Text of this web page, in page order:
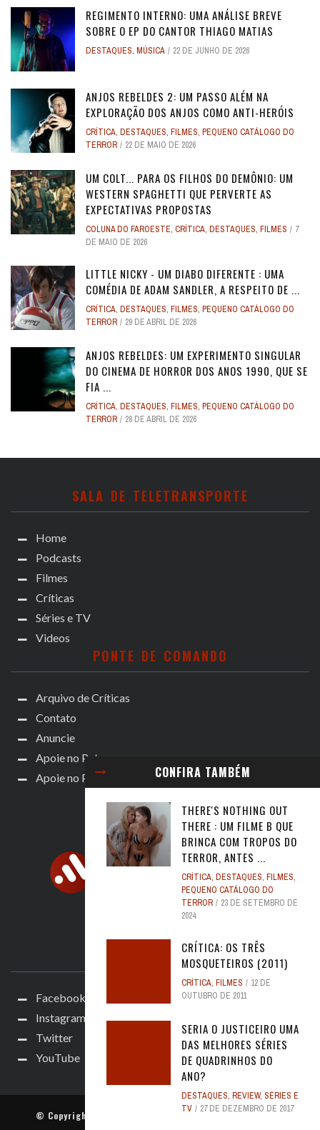
CONFIRA TAMBÉM
THERE'S NOTHING OUT
THERE : UM FILME B QUE
BRINCA COM TROPOS DO
TERROR, ANTES ...
CRÍTICA, DESTAQUES, FILMES,
PEQUENO CATÁLOGO DO
TERROR
23 DE SETEMBRO DE
2024
CRÍTICA: OS TRÊS
MOSQUETEIROS (2011)
CRÍTICA, FILMES
12 DE
OUTUBRO DE 2011
SERIA O JUSTICEIRO UMA
DAS MELHORES SÉRIES
DE QUADRINHOS DO
ANO?
DESTAQUES, REVIEW, SÉRIES E
TV
27 DE DEZEMBRO DE 2017
REGIMENTO INTERNO: UMA ANÁLISE BREVE
SOBRE O EP DO CANTOR THIAGO MATIAS
DESTAQUES, MÚSICA 22 DE JUNHO DE 2026
ANJOS REBELDES 2: UM PASSO ALÉM NA
EXPLORAÇÃO DOS ANJOS COMO ANTI-HERÓIS
CRÍTICA, DESTAQUES, FILMES, PEQUENO CATÁLOGO DO
TERROR
22 DE MAIO DE 2026
UM COLT... PARA OS FILHOS DO DEMÔNIO: UM
WESTERN SPAGHETTI QUE PERVERTE AS
EXPECTATIVAS PROPOSTAS
COLUNA DO FAROESTE, CRÍTICA, DESTAQUES, FILMES
7
DE MAIO DE 2026
LITTLE NICKY - UM DIABO DIFERENTE : UMA
COMÉDIA DE ADAM SANDLER, A RESPEITO DE ...
CRÍTICA, DESTAQUES, FILMES, PEQUENO CATÁLOGO DO
TERROR
29 DE ABRIL DE 2026
ANJOS REBELDES: UM EXPERIMENTO SINGULAR
DO CINEMA DE HORROR DOS ANOS 1990, QUE SE
FIA ...
CRÍTICA, DESTAQUES, FILMES, PEQUENO CATÁLOGO DO
TERROR
28 DE ABRIL DE 2026
SALA DE TELETRANSPORTE
Home
Podcasts
Filmes
Críticas
Séries e TV
Videos
PONTE DE COMANDO
Arquivo de Críticas
Contato
Anuncie
Apoie no Patreon
Apoie no Padrim!
ACOMPANHE
Facebook
Instagram
Twitter
YouTube
© Copyright . Todos os direitos reservados.